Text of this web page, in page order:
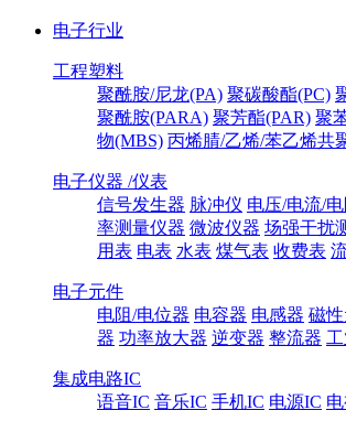
电子行业
工程塑料
聚酰胺/尼龙(PA) 聚碳酸酯(PC)
聚酰胺(PARA) 聚芳酯(PAR) 聚
物(MBS) 丙烯腈/乙烯/苯乙烯共
电子仪器 /仪表
信号发生器 脉冲仪 电压/电流/
率测量仪器 微波仪器 场强干扰
用表 电表 水表 煤气表 收费表
电子元件
电阻/电位器 电容器 电感器 磁
器 功率放大器 逆变器 整流器
集成电路IC
语音IC 音乐IC 手机IC 电源IC